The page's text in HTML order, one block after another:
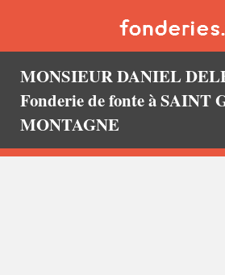
MONSIEUR DANIEL
Fonderie de fonte à
MONTAGNE